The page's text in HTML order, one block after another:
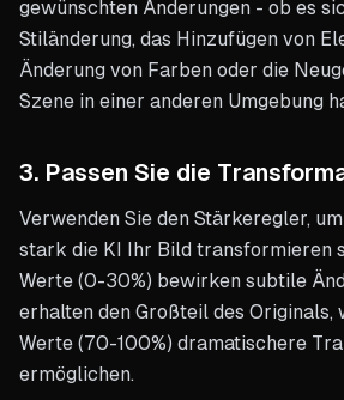
gewünschten Änderungen - ob es
Stiländerung, das Hinzufügen von
Änderung von Farben oder die
Szene in einer anderen Umgebung
3. Passen Sie die
Verwenden Sie den Stärkeregler,
stark die KI Ihr Bild transformieren
Werte (0-30%) bewirken subtile
erhalten den Großteil des Originals,
Werte (70-100%) dramatischere
ermöglichen.